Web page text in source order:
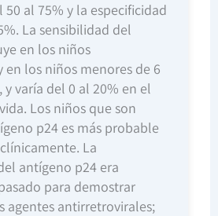
50 al 75% y la especificidad
La sensibilidad del
en los niños
en los niños menores de 6
y varía del 0 al 20% en el
Los niños que son
p24 es más probable
La
antígeno p24 era
para demostrar
agentes antirretrovirales;